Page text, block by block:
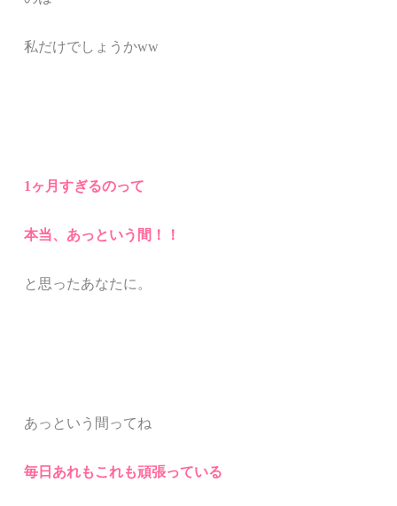
私だけでしょうかww
1ヶ月すぎるのって
本当、あっという間！！
と思ったあなたに。
あっという間ってね
毎日あれもこれも頑張っている